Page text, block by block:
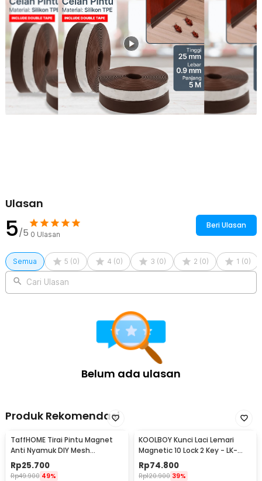
pada bagian bawah pintu. Cukup gunting sesuai ukuran pintu, lepas
lapisan film pada double tape, dan tempel lis TaffHOME secara
merata agar melekat dengan sempurna.
Bahan Berkualitas
Terbuat dari bahan silikon TPE berkualitas yang fleksibel dan tidak
mudah rusak, sehingga awet untuk penggunaan jangka panjang.
Semakin praktis karena material ini juga dapat digunting sesuai
kebutuhan.
Kelengkapan Produk
Ulasan
5/5 0 Ulasan
Beri Ulasan
Semua 5 (0) 4 (0) 3 (0) 2 (0) 1 (0)
Cari Ulasan
Belum ada ulasan
Produk Rekomendasi
TaffHOME Tirai Pintu Magnet
Anti Nyamuk DIY Mesh
Polyester 100x210cm - HW25
Rp25.700
Rp49.900 49%
KOOLBOY Kunci Laci Lemari
Magnetic 10 Lock 2 Key - LK-
002-KB
Rp74.800
Rp120.900 39%